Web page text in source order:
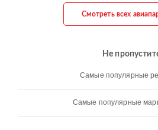
Смотреть всех
Не
Самые популярные
Самые популярные